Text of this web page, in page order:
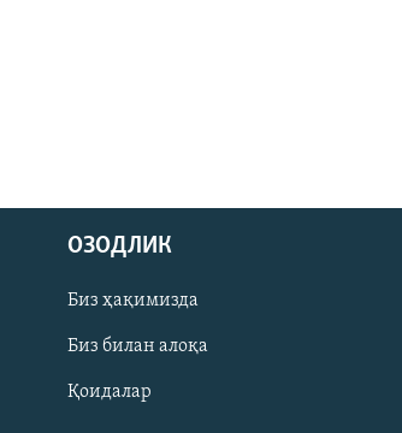
ОЗОДЛИК
Биз ҳақимизда
Биз билан алоқа
Қоидалар